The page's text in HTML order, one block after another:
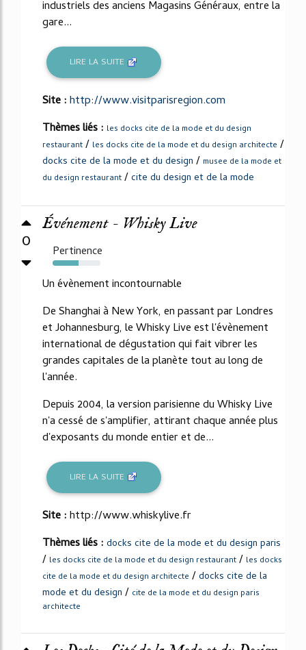
industriels des anciens Magasins Généraux, entre la
gare...
LIRE LA SUITE
Site :http://www.visitparisregion.com
Thèmes liés : les docks cite de la mode et du design
restaurant / les docks cite de la mode et du design architecte /
docks cite de la mode et du design / musee de la mode et
du design restaurant /cite du design et de la mode
0
Événement - Whisky Live
Pertinence
54%
Un évènement incontournable
De Shanghai à New York, en passant par Londres
et Johannesburg, le Whisky Live est l'évènement
international de dégustation qui fait vibrer les
grandes capitales de la planète tout au long de
l'année.
Depuis 2004, la version parisienne du Whisky Live
n'a cessé de s'amplifier, attirant chaque année plus
d'exposants du monde entier et de...
LIRE LA SUITE
Site :http://www.whiskylive.fr
Thèmes liés : docks cite de la mode et du design paris
/ les docks cite de la mode et du design restaurant / les docks
cite de la mode et du design architecte /docks cite de la
mode et du design / cite de la mode et du design paris
architecte